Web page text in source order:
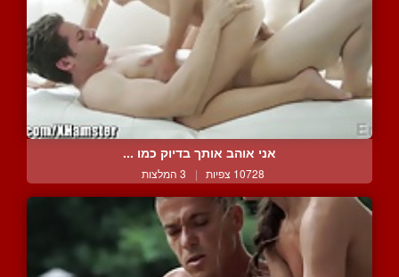
אני אוהב אותך בדיוק כמו ...
10728 צפיות | 3 המלצות